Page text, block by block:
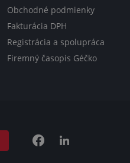
Obchodné podmienky
Fakturácia DPH
Registrácia a spolupráca
Firemný časopis Géčko